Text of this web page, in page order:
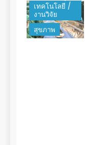
เทคโนโลยี /
งานวิจัย
สุขภาพ